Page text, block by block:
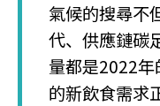
氣候的搜尋不
代、供應鏈碳
量都是2022年
的新飲食需